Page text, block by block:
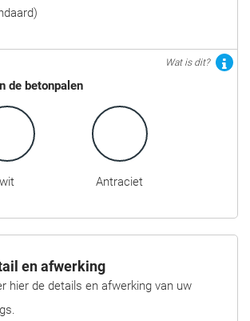
Wat is dit?
de betonpalen
wit Antraciet
en afwerking
hier de details en afwerking van uw